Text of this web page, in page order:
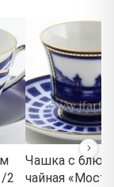
2
Чашка с
чайная «Мост